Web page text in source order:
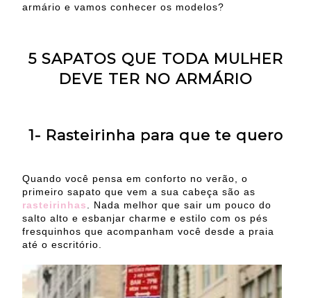
armário e vamos conhecer os modelos?
5 SAPATOS QUE TODA MULHER
DEVE TER NO ARMÁRIO
1- Rasteirinha para que te quero
Quando você pensa em conforto no verão, o
primeiro sapato que vem a sua cabeça são as
rasteirinhas
. Nada melhor que sair um pouco do
salto alto e esbanjar charme e estilo com os pés
fresquinhos que acompanham você desde a praia
até o escritório.